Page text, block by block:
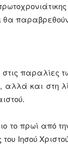
παραβρεθούν
παραλίες
αλλά και στη
το πρωί από
Ιησού